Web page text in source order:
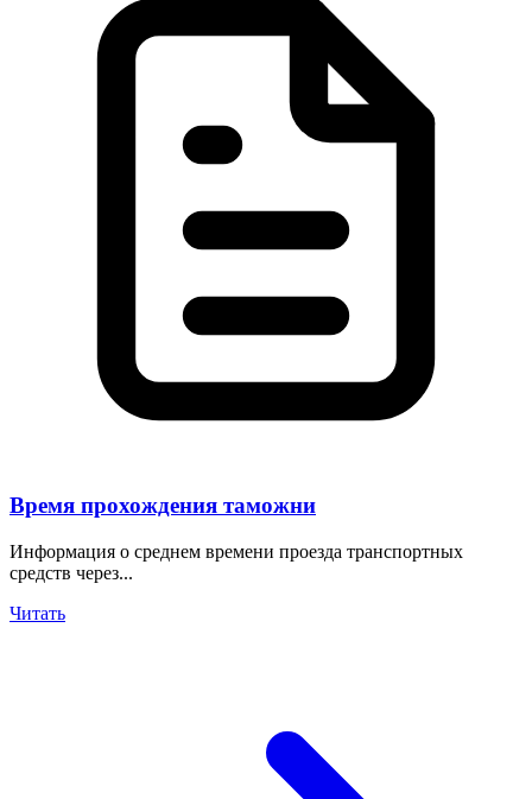
Время прохождения таможни
Информация о среднем времени проезда транспортных
средств через...
Читать